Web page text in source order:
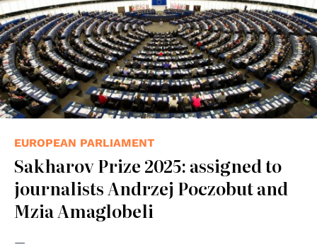
EUROPEAN PARLIAMENT
Sakharov Prize 2025: assigned to
journalists Andrzej Poczobut and
Mzia Amaglobeli